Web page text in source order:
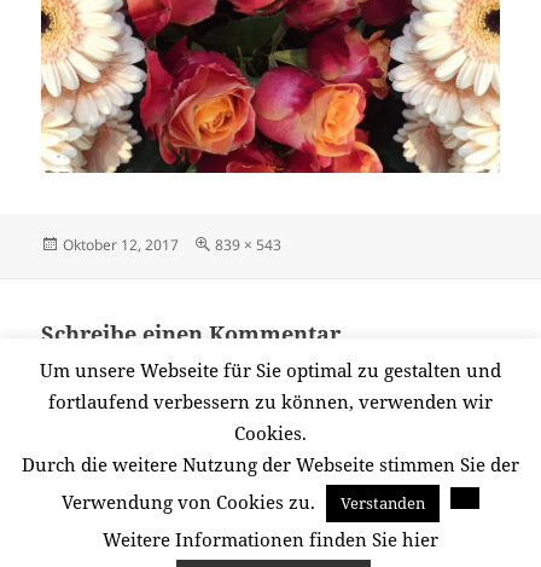
Veröffentlicht
Oktober 12, 2017 Originalgröße
839 × 543
Schreibe einen Kommentar
Du musstangemeldetsein, um einen Kommentar
abzugeben.
Beitragsnavigation
VERÖFFENTLICHT IN
IMG_4710-2
Um unsere Webseite für Sie optimal zu gestalten und
fortlaufend verbessern zu können, verwenden wir
Cookies.
Durch die weitere Nutzung der Webseite stimmen Sie der
Verwendung von Cookies zu.
Verstanden
Weitere Informationen finden Sie hier